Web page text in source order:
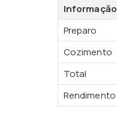
Informação
Preparo
Cozimento
Total
Rendimento